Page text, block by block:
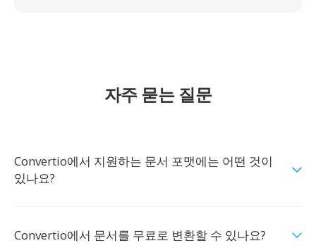
자주 묻는 질문
Convertio에서 지원하는 문서 포맷에는 어떤 것이
있나요?
Convertio에서 문서를 무료로 변환할 수 있나요?